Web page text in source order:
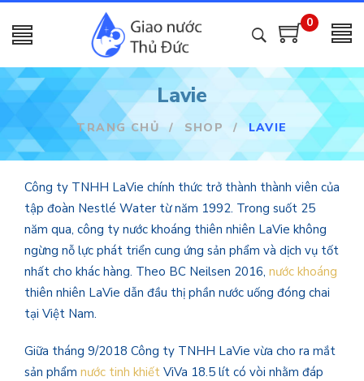
0
Lavie
TRANG CHỦ / SHOP / LAVIE
Công ty TNHH LaVie chính thức trở thành thành viên của
tập đoàn Nestlé Water từ năm 1992. Trong suốt 25
năm qua, công ty nước khoáng thiên nhiên LaVie không
ngừng nỗ lực phát triển cung ứng sản phẩm và dịch vụ tốt
nhất cho khác hàng. Theo BC Neilsen 2016, nước khoáng
thiên nhiên LaVie dẫn đầu thị phần nước uống đóng chai
tại Việt Nam.
Giữa tháng 9/2018 Công ty TNHH LaVie vừa cho ra mắt
sản phẩm nước tinh khiết ViVa 18.5 lít có vòi nhằm đáp